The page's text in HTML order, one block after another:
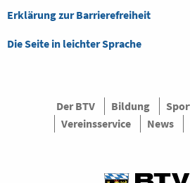
Erklärung zur Barrierefreiheit
Die Seite in leichter Sprache
Der BTV Bildung
Vereinsservice
News